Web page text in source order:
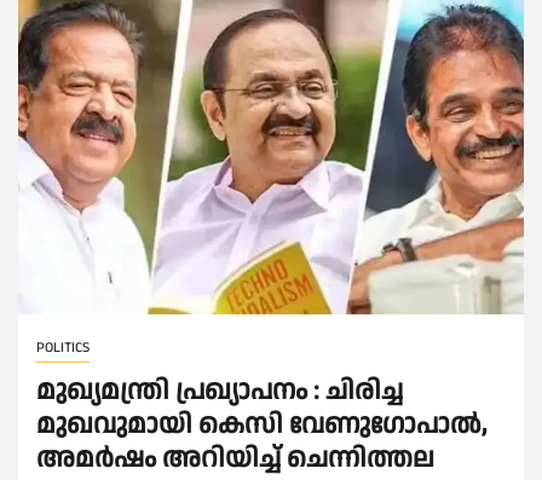
POLITICS
മുഖ്യമന്ത്രി പ്രഖ്യാപനം : ചിരിച്ച
മുഖവുമായി കെസി വേണുഗോപാല്‍,
അമര്‍ഷം അറിയിച്ച്‌ ചെന്നിത്തല